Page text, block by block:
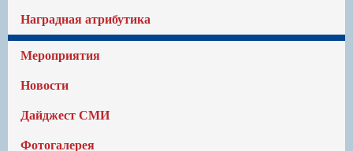
Наградная атрибутика
Мероприятия
Новости
Дайджест СМИ
Фотогалерея